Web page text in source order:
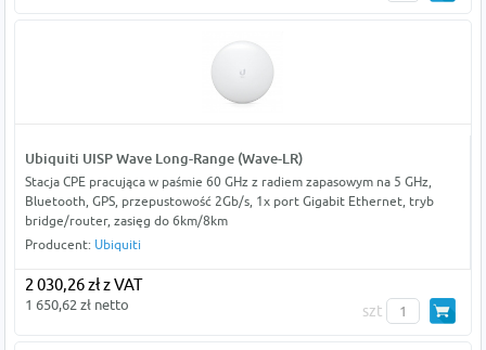
Ubiquiti UISP Wave Long-Range (Wave-LR)
Stacja CPE pracująca w paśmie 60 GHz z radiem zapasowym na 5 GHz,
Bluetooth, GPS, przepustowość 2Gb/s, 1x port Gigabit Ethernet, tryb
bridge/router, zasięg do 6km/8km
Producent: Ubiquiti
2 030,26 zł z VAT
1 650,62 zł netto szt